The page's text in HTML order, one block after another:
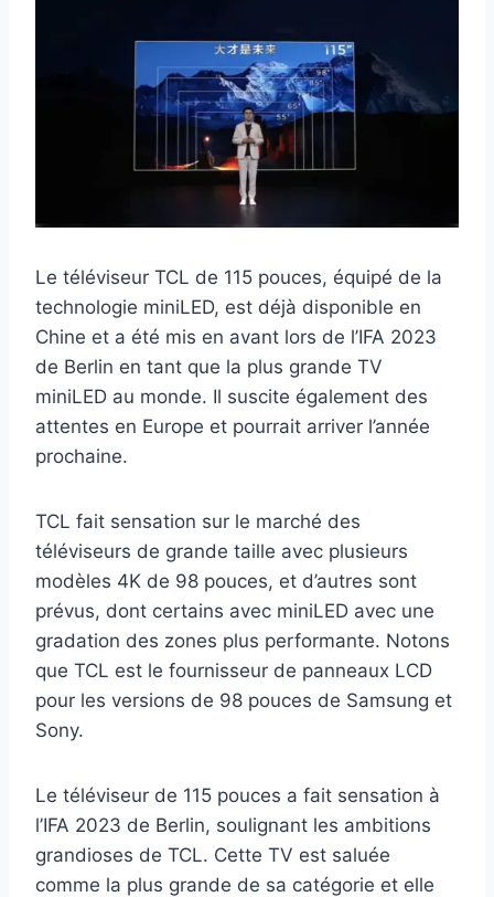
Le téléviseur TCL de 115 pouces, équipé de la
technologie miniLED, est déjà disponible en
Chine et a été mis en avant lors de l’IFA 2023
de Berlin en tant que la plus grande TV
miniLED au monde. Il suscite également des
attentes en Europe et pourrait arriver l’année
prochaine.
TCL fait sensation sur le marché des
téléviseurs de grande taille avec plusieurs
modèles 4K de 98 pouces, et d’autres sont
prévus, dont certains avec miniLED avec une
gradation des zones plus performante. Notons
que TCL est le fournisseur de panneaux LCD
pour les versions de 98 pouces de Samsung et
Sony.
Le téléviseur de 115 pouces a fait sensation à
l’IFA 2023 de Berlin, soulignant les ambitions
grandioses de TCL. Cette TV est saluée
comme la plus grande de sa catégorie et elle